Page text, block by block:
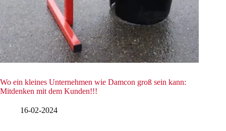
Wo ein kleines Unternehmen wie Damcon groß sein kann:
Mitdenken mit dem Kunden!!!
16-02-2024